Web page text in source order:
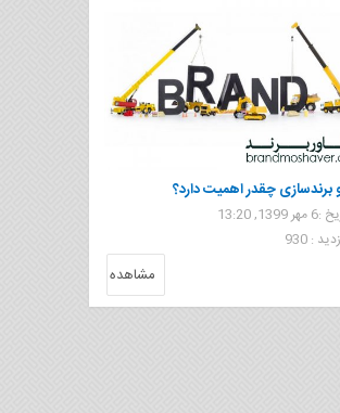
برندسازی چقدر اهمیت دارد؟
1399, 13:20
: 930
مشاهده